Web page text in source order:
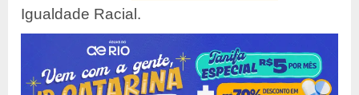
Igualdade Racial.